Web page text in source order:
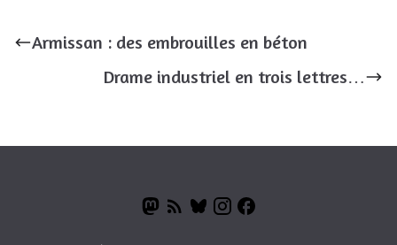
Armissan : des embrouilles en béton
Drame industriel en trois lettres…